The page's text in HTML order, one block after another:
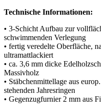
Technische Informationen:
• 3-Schicht Aufbau zur
schwimmenden Verlegung
• fertig veredelte Oberfläche,
ultramattlackiert
• ca. 3,6 mm dicke
Massivholz
• Stäbchenmittellage aus
stehenden Jahresringen
• Gegenzugfurnier 2 mm aus